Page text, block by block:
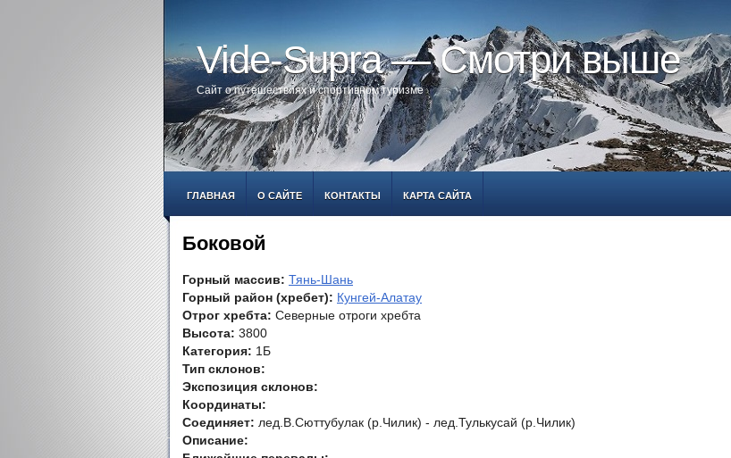
Vide-Supra — Смотри выше
Сайт о путешествиях и спортивном туризме
ГЛАВНАЯ О САЙТЕ КОНТАКТЫ КАРТА САЙТА
Боковой
Горный массив: Тянь-Шань
Горный район (хребет): Кунгей-Алатау
Отрог хребта: Северные отроги хребта
Высота: 3800
Категория: 1Б
Тип склонов:
Экспозиция склонов:
Координаты:
Соединяет: лед.В.Сюттубулак (р.Чилик) - лед.Тулькусай (р.Чилик)
Описание: